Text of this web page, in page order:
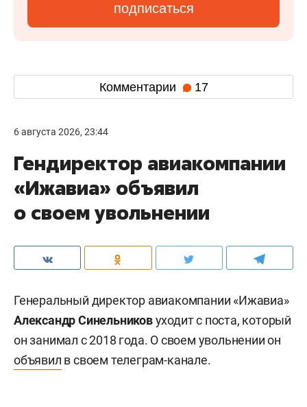
подписаться
Комментарии 17
6 августа 2026, 23:44
Гендиректор авиакомпании
«Ижавиа» объявил
о своем увольнении
Генеральный директор авиакомпании «Ижавиа»
Александр Синельниковуходит с поста, который
он занимал с 2018 года. О своем увольнении он
объявил в своем телеграм-канале.